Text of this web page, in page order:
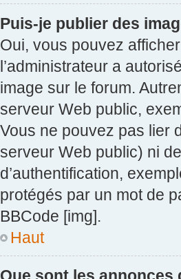
Puis-je publier des
Oui, vous pouvez
l’administrateur a
image sur le forum.
serveur Web public,
Vous ne pouvez pas lier
serveur Web public) ni
d’authentification,
protégés par un mot de
BBCode [img].
Haut
Que sont les annonces